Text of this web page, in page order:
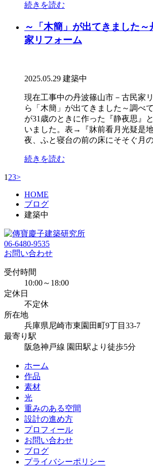
続きを読む
～「木簡」が出てきました
家リフォーム
2025.05.29 建築中
現在工事中の丹波篠山市－古民家
ら「木簡」が出てきました～調べ
が31歳のときに作った『静夜思』
いました。表→『牀前看月光疑是
夜、ふと寝台の前の床にそそぐ月
続きを読む
1 23>
HOME
ブログ
建築中
06-6480-9535
お問い合わせ
受付時間
10:00～18:00
定休日
不定休
所在地
兵庫県尼崎市東園田町9丁目33-7
最寄り駅
阪急神戸線 園田駅より徒歩5分
ホーム
作品
素材
光
重みのある空間
設計の進め方
プロフィール
お問い合わせ
ブログ
プライバシーポリシー